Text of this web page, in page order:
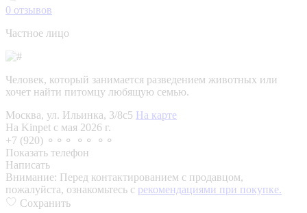
0 отзывов
Частное лицо
Человек, который занимается разведением животных или
хочет найти питомцу любящую семью.
Москва, ул. Ильинка, 3/8с5 На карте
На Kinpet c мая 2026 г.
+7 (920) ⚬⚬⚬ ⚬⚬ ⚬⚬
Показать телефон
Написать
Внимание: Перед контактированием с продавцом,
пожалуйста, ознакомьтесь с рекомендациями при покупке.
Сохранить